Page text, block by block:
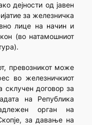
дејности од јавен
за железничка
лице на начин и
(во натамошниот
превозникот може
во железничкиот
склучен договор за
на Република
орган на
за давање на